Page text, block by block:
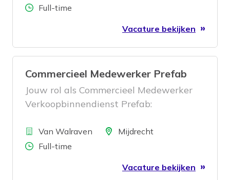
werken we dagelijks aan veilige en
klanten door heel Nederland. En daar
hebben we jou voor nodig!
Aantal uren
Full-time
Vacature bekijken
Commercieel Medewerker Prefab
Jouw rol als Commercieel Medewerker
Verkoopbinnendienst Prefab:
BedrijfVan Walraven LocatieMijdrecht
Aantal uren
Full-time
Vacature bekijken